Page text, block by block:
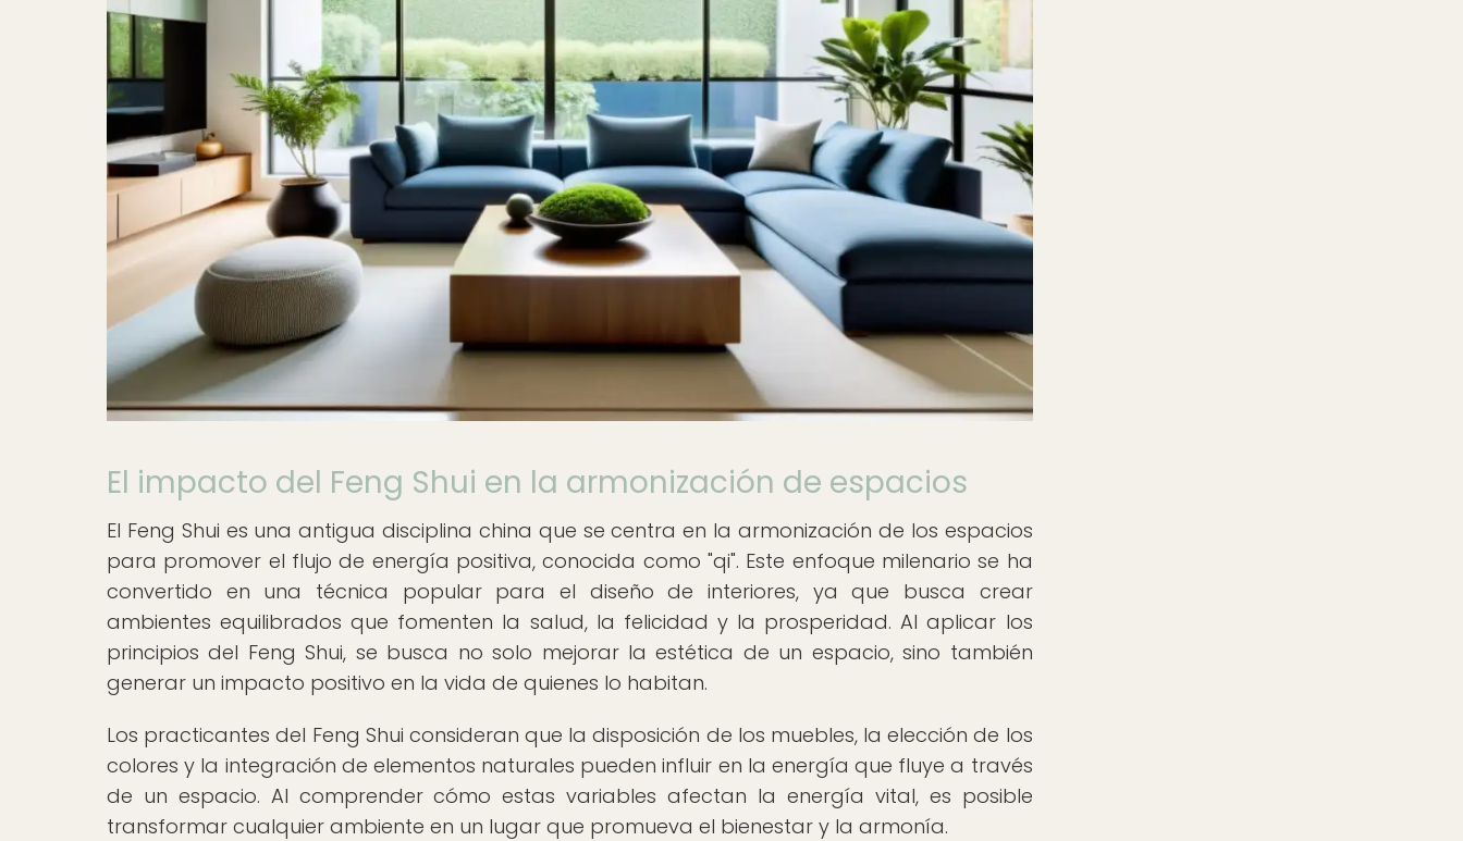
El impacto del Feng Shui en la armonización de espacios
El Feng Shui es una antigua disciplina china que se centra en la armonización de los espacios
para promover el flujo de energía positiva, conocida como "qi". Este enfoque milenario se ha
convertido en una técnica popular para el diseño de interiores, ya que busca crear
ambientes equilibrados que fomenten la salud, la felicidad y la prosperidad. Al aplicar los
principios del Feng Shui, se busca no solo mejorar la estética de un espacio, sino también
generar un impacto positivo en la vida de quienes lo habitan.
Los practicantes del Feng Shui consideran que la disposición de los muebles, la elección de los
colores y la integración de elementos naturales pueden influir en la energía que fluye a través
de un espacio. Al comprender cómo estas variables afectan la energía vital, es posible
transformar cualquier ambiente en un lugar que promueva el bienestar y la armonía.